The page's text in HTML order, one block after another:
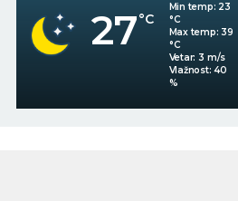
27°C
Min temp: 23
°C
Max temp: 39
°C
Vetar: 3 m/s
Vlažnost: 40
%